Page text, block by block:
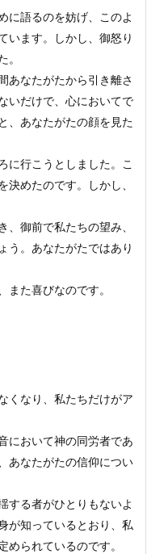
に語るのを妨げ、このよ
います。しかし、御怒り
。
あなたがたから引き離さ
だけで、心においてで
あなたがたの顔を見た
に行こうとしました。こ
めたのです。しかし、
御前で私たちの望み、
う。あなたがたではあり
また喜びなのです。
くなり、私たちだけがア
において神の同労者であ
あなたがたの信仰につい
する者がひとりもないよ
が知っているとおり、私
められているのです。